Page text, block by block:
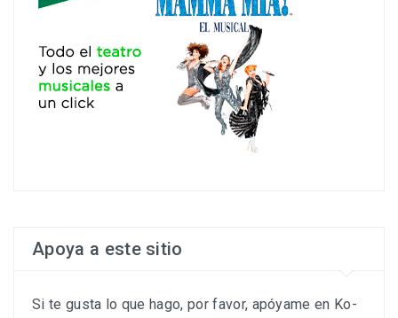
Apoya a este sitio
Si te gusta lo que hago, por favor, apóyame en Ko-